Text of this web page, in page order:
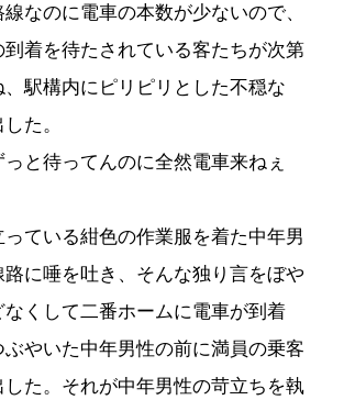
なのに電車の本数が少ないので、
着を待たされている客たちが次第
駅構内にピリピリとした不穏な
た。
っと待ってんのに全然電車来ねぇ
ている紺色の作業服を着た中年男
に唾を吐き、そんな独り言をぼや
くして二番ホームに電車が到着
ぶやいた中年男性の前に満員の乗客
した。それが中年男性の苛立ちを執